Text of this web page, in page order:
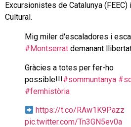
Excursionistes de Catalunya (FEEC)
Cultural.
Mig miler d'escaladores i
#Montserrat demanant
Gràcies a totes per fer-ho
possible!!!#sommuntanya
#femhistòria
https://t.co/RAw1K9Pazz
pic.twitter.com/Tn3GN5ev0a